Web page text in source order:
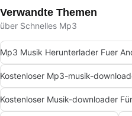
Verwandte Themen
über Schnelles Mp3
Mp3 Musik Herunterlader Fuer